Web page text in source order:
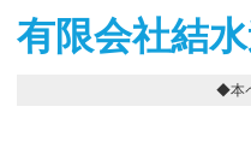
有限会社結
◆本